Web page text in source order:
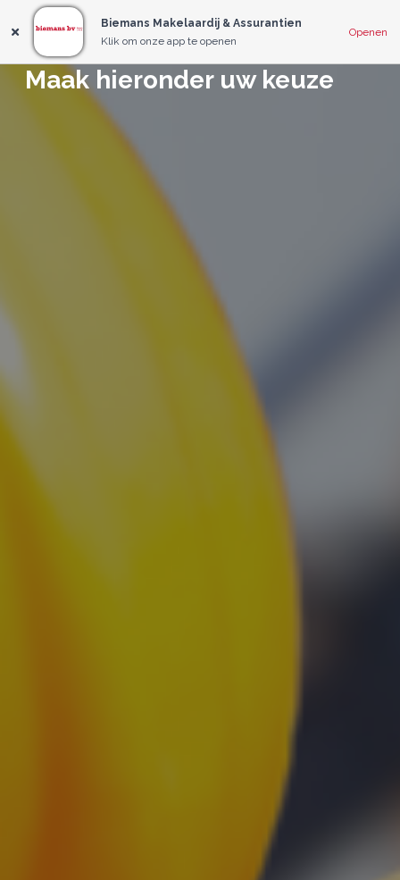
Biemans Makelaardij & Assurantien
Klik om onze app te openen
Openen
Maak hieronder uw keuze